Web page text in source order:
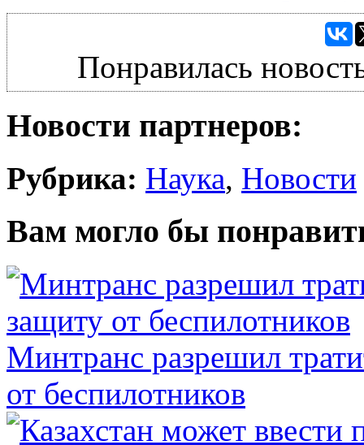
Понравилась
Новости партнеров:
Рубрика: Наука, Новости
Вам могло бы
Минтранс разрешил
от беспилотников